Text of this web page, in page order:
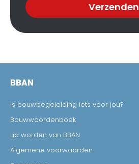
Verzenden
BBAN
Is bouwbegeleiding iets voor jou?
Bouwwoordenboek
Lid worden van BBAN
Algemene voorwaarden